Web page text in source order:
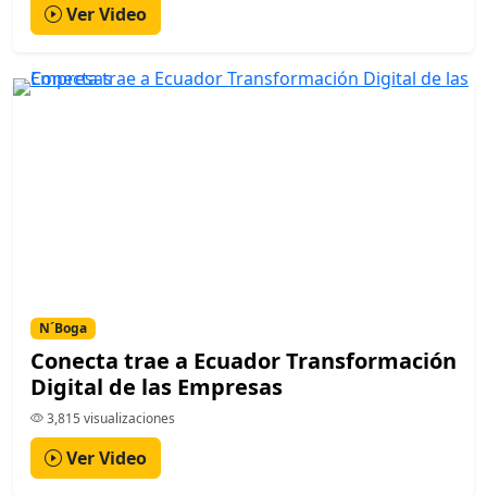
Ver Video
N´Boga
Conecta trae a Ecuador Transformación
Digital de las Empresas
3,815 visualizaciones
Ver Video